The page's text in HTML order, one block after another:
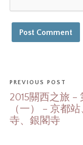
PREVIOUS POST
2015關西之旅 –
（一） – 京都
寺、銀閣寺